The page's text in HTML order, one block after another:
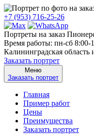
+7 (953) 716-25-26
Портреты на заказ
Время работы: пн-сб 8:00-
Калининградская область
Заказать портрет
Меню
Заказать портрет
Главная
Пример работ
Цены
Преимущества
Заказать портрет